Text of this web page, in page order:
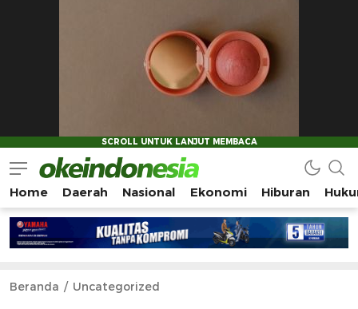
Okeindonesia.Online
Mengonlinekan Indonesia Secara Utuh
Home Daerah Nasional Ekonomi Hiburan
Beranda Uncategorized